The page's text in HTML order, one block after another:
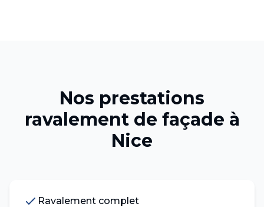
Nos prestations
ravalement de façade à
Nice
Ravalement complet